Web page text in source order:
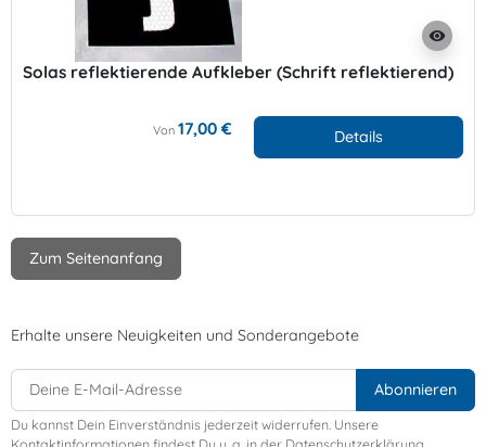
visibility
Solas reflektierende Aufkleber (Schrift reflektierend)
Von 17,00 € Details
Zum Seitenanfang
Erhalte unsere Neuigkeiten und Sonderangebote
Du kannst Dein Einverständnis jederzeit widerrufen. Unsere